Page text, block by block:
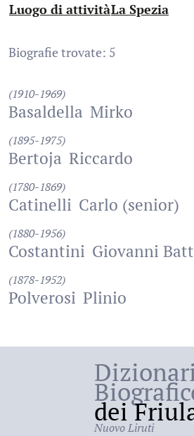
Luogo di attività
:La Spezia
Biografie trovate: 5
(1910-1969)
Basaldella Mirko
(1895-1975)
Bertoja Riccardo
(1780-1869)
Catinelli Carlo (senior)
(1880-1956)
Costantini Giovanni
(1878-1952)
Polverosi Plinio
dei
Nuovo Liruti